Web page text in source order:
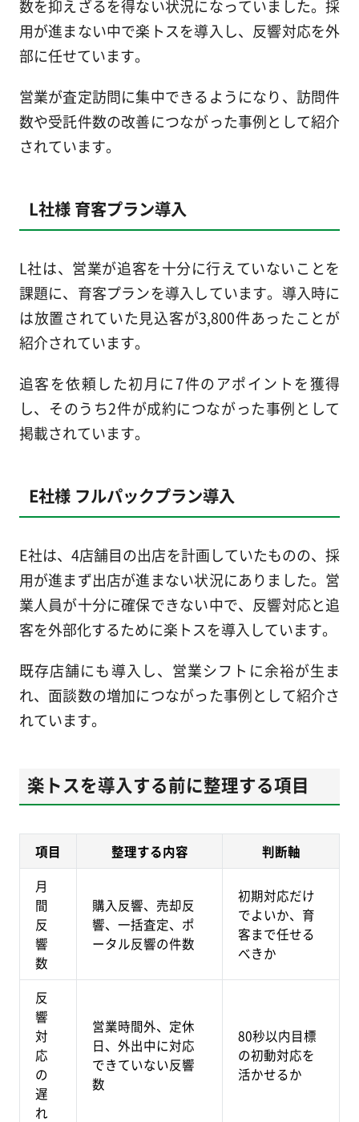
数を抑えざるを得ない状況になっていました。採
用が進まない中で楽トスを導入し、反響対応を外
部に任せています。
営業が査定訪問に集中できるようになり、訪問件
数や受託件数の改善につながった事例として紹介
されています。
L社様 育客プラン導入
L社は、営業が追客を十分に行えていないことを
課題に、育客プランを導入しています。導入時に
は放置されていた見込客が3,800件あったことが
紹介されています。
追客を依頼した初月に7件のアポイントを獲得
し、そのうち2件が成約につながった事例として
掲載されています。
E社様 フルパックプラン導入
E社は、4店舗目の出店を計画していたものの、採
用が進まず出店が進まない状況にありました。営
業人員が十分に確保できない中で、反響対応と追
客を外部化するために楽トスを導入しています。
既存店舗にも導入し、営業シフトに余裕が生ま
れ、面談数の増加につながった事例として紹介さ
れています。
楽トスを導入する前に整理する項目
項目 整理する内容
判断軸
月
間
反
響
数
購入反響、売却反
響、一括査定、ポ
ータル反響の件数
初期対応だけ
でよいか、育
客まで任せる
べきか
反
響
対
応
の
遅
れ
営業時間外、定休
日、外出中に対応
できていない反響
数
80秒以内目標
の初動対応を
活かせるか